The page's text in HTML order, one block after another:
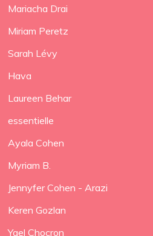
Mariacha Drai
Miriam Peretz
Sarah Lévy
Hava
Laureen Behar
essentielle
Ayala Cohen
Myriam B.
Jennyfer Cohen - Arazi
Keren Gozlan
Yael Chocron